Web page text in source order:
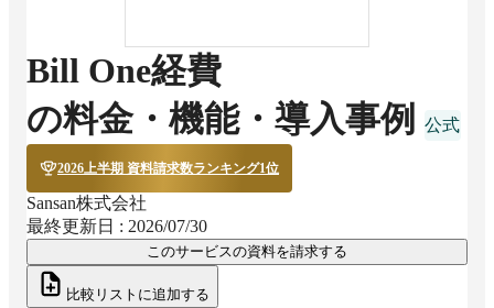
Bill One経費
の料金・機能・導入事例
2026上半期 資料請求数ランキング1位
Sansan株式会社
最終更新日 : 2026/07/30
このサービスの資料を請求する
比較リストに追加する